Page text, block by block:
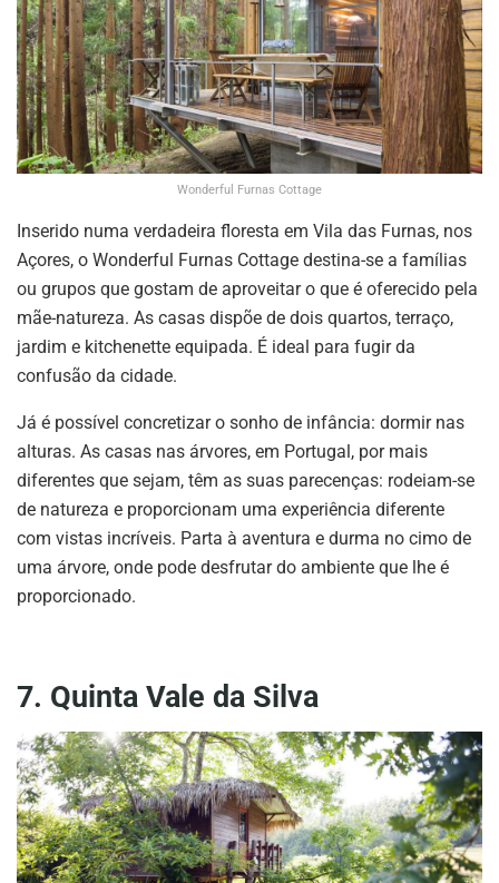
Wonderful Furnas Cottage
Inserido numa verdadeira floresta em Vila das Furnas, nos
Açores, o Wonderful Furnas Cottage destina-se a famílias
ou grupos que gostam de aproveitar o que é oferecido pela
mãe-natureza. As casas dispõe de dois quartos, terraço,
jardim e kitchenette equipada. É ideal para fugir da
confusão da cidade.
Já é possível concretizar o sonho de infância: dormir nas
alturas. As casas nas árvores, em Portugal, por mais
diferentes que sejam, têm as suas parecenças: rodeiam-se
de natureza e proporcionam uma experiência diferente
com vistas incríveis. Parta à aventura e durma no cimo de
uma árvore, onde pode desfrutar do ambiente que lhe é
proporcionado.
7. Quinta Vale da Silva